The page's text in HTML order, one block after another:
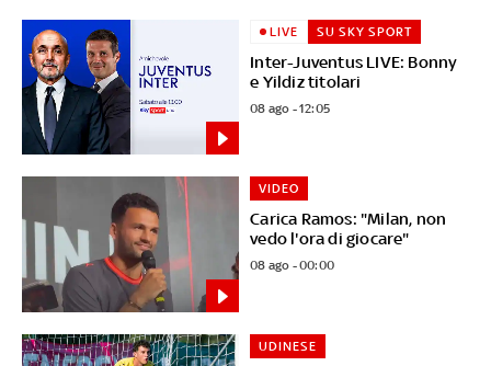
Inter-Juventus LIVE: Bonny
e Yildiz titolari
LIVE SU SKY SPORT
08 ago - 12:05
Carica Ramos: "Milan, non
vedo l'ora di giocare"
VIDEO
08 ago - 00:00
UDINESE